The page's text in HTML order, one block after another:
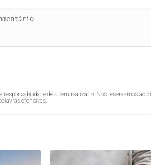
responsabilidade de quem realizá-lo. Nos reservamos
ofensivas.